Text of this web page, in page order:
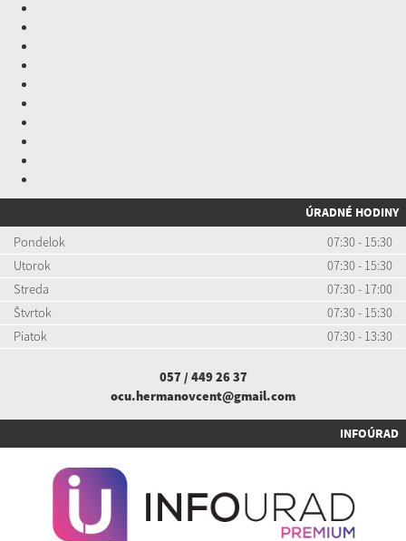
ÚRADNÉ HODINY
Pondelok
07:30 - 15:30
Utorok
07:30 - 15:30
Streda
07:30 - 17:00
Štvrtok
07:30 - 15:30
Piatok
07:30 - 13:30
057 / 449 26 37
ocu.hermanovcent@gmail.com
INFOÚRAD